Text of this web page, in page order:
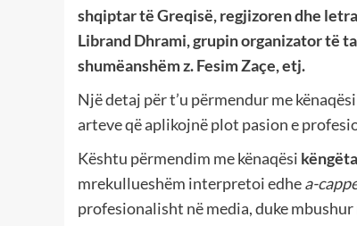
shqiptar të Greqisë, regjizoren dhe
Librand Dhrami, grupin organizator të
shumëanshëm z. Fesim Zaçe, etj.
Një detaj për t’u përmendur me
arteve që aplikojnë plot pasion e
Kështu përmendim me kënaqësi
mrekullueshëm interpretoi edhea-
profesionalisht në media, duke